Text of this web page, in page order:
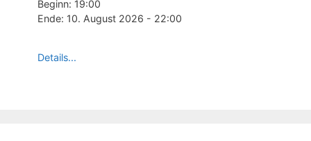
Beginn: 19:00
Ende: 10. August 2026 - 22:00
Details...